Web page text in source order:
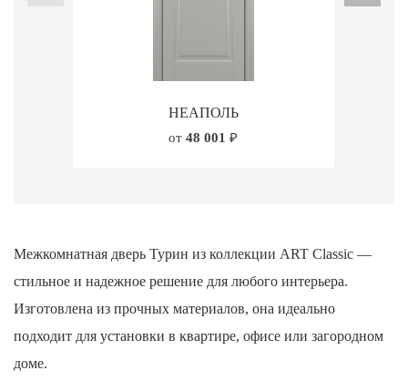
НЕАПОЛЬ
от48 001 ₽
Межкомнатная дверь Турин из коллекции ART Classic —
стильное и надежное решение для любого интерьера.
Изготовлена из прочных материалов, она идеально
подходит для установки в квартире, офисе или загородном
доме.